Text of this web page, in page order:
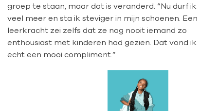
groep te staan, maar dat is veranderd. “Nu durf ik
veel meer en sta ik steviger in mijn schoenen. Een
leerkracht zei zelfs dat ze nog nooit iemand zo
enthousiast met kinderen had gezien. Dat vond ik
echt een mooi compliment.”